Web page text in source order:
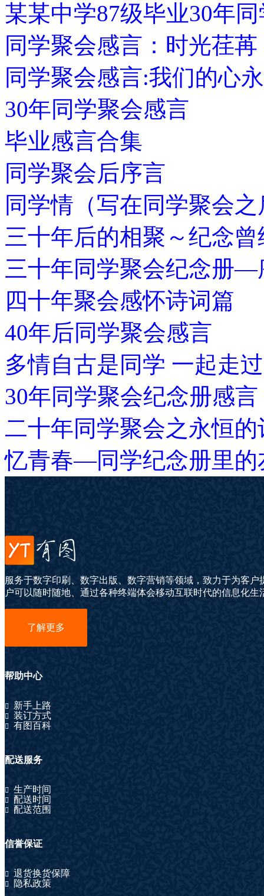
某某中学87级毕业30年
同学聚会感言：时光荏
同学聚会感言:我们的心
30年同学聚会感言
毕业感言合集
同学聚会后序言
同学情（写在同学聚会之
三十年后的相聚～纪念
三十年同学聚会纪念册—
四十年聚会感怀诗词篇
40年后同学聚会感言
多情自古是同学 一起走
30年同学聚会纪念册感言
二十年同学聚会之永恒的
忆青春—同学纪念册里的
服务于数字印刷、数字出版、数字营销等领域，致力于为客
户可以随时随地、通过各种终端体会移动互联时代的信息化生
了解更多
帮助中心
新手上路
装订方式
有图百科
配送服务
生产时间
配送时间
配送范围
信誉保证
退货换货保障
隐私政策